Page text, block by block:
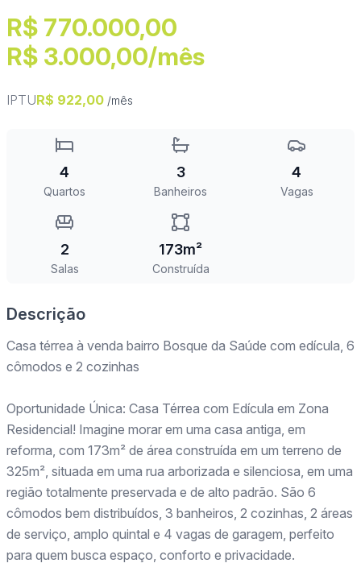
R$ 770.000,00
R$ 3.000,00/mês
IPTUR$ 922,00 /mês
4
Quartos
3
Banheiros
4
Vagas
2
Salas
173m²
Construída
Descrição
Casa térrea à venda bairro Bosque da Saúde com edícula, 6
cômodos e 2 cozinhas
Oportunidade Única: Casa Térrea com Edícula em Zona
Residencial! Imagine morar em uma casa antiga, em
reforma, com 173m² de área construída em um terreno de
325m², situada em uma rua arborizada e silenciosa, em uma
região totalmente preservada e de alto padrão. São 6
cômodos bem distribuídos, 3 banheiros, 2 cozinhas, 2 áreas
de serviço, amplo quintal e 4 vagas de garagem, perfeito
para quem busca espaço, conforto e privacidade.